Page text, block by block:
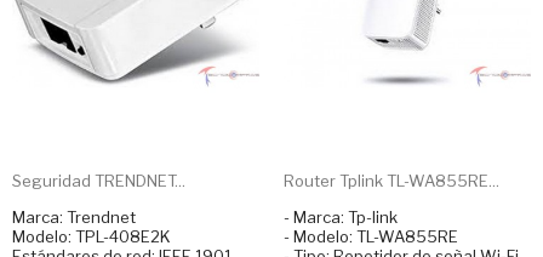
Seguridad TRENDNET...
Marca: Trendnet
Modelo: TPL-408E2K
Router Tplink TL-WA855RE...
- Marca: Tp-link
- Modelo: TL-WA855RE